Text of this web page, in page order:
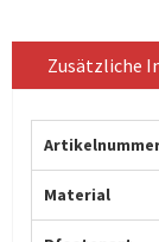
Zusätzliche
Material